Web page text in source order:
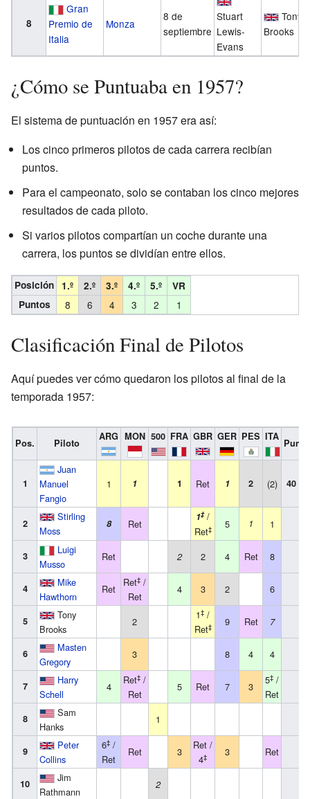
8
Gran
Premio de
Italia
Monza
8 de
septiembre
Stuart
Lewis-
Evans
Tony
Brooks
¿Cómo se Puntuaba en 1957?
El sistema de puntuación en 1957 era así:
Los cinco primeros pilotos de cada carrera recibían
puntos.
Para el campeonato, solo se contaban los cinco mejores
resultados de cada piloto.
Si varios pilotos compartían un coche durante una
carrera, los puntos se dividían entre ellos.
Posición 1.º 2.º 3.º 4.º 5.º
VR
Puntos
8 6 4 3 2 1
Clasificación Final de Pilotos
Aquí puedes ver cómo quedaron los pilotos al final de la
temporada 1957:
Pos. Piloto
ARG MON 500 FRA GBR GER PES ITA
1
Juan
Manuel
Fangio
1 1 1 Ret 1 2 (2) 40
2
Stirling
Moss
8 Ret
1‡/
Ret‡ 5 1 1
3
Luigi
Musso
Ret 2 2 4 Ret 8
4
Mike
Hawthorn
Ret
Ret‡ /
Ret
4 3 2 6
5
Tony
Brooks
2
1‡ /
Ret‡ 9 Ret 7
6
Masten
Gregory
3 8 4 4
7
Harry
Schell
4
Ret‡ /
Ret
5 Ret 7 3
5‡ /
Ret
8
Sam
Hanks
1
9
Peter
Collins
6‡ /
Ret
Ret 3
Ret /
4‡ 3 Ret
10
Jim
Rathmann
2